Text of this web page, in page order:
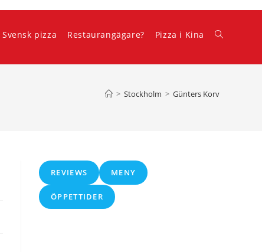
Svensk pizza Restaurangägare? Pizza i Kina Slå
> Stockholm > Günters Korv
REVIEWS MENY
ÖPPETTIDER